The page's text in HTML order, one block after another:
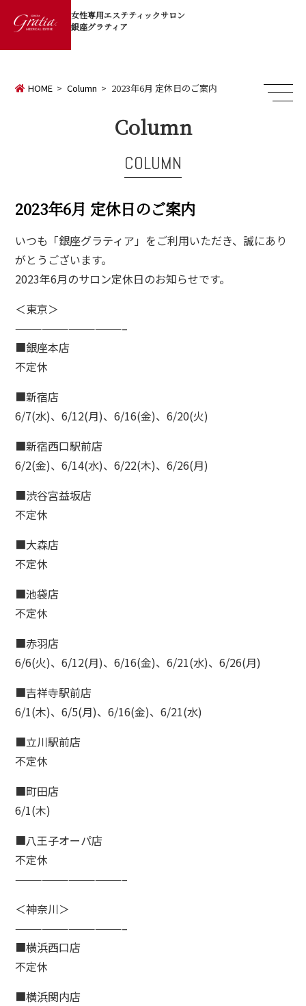
女性専用エステティックサロン
銀座グラティア
HOME Column 2023年6月 定休日のご案内
Column
COLUMN
2023年6月 定休日のご案内
いつも「銀座グラティア」をご利用いただき、誠にあり
がとうございます。
2023年6月のサロン定休日のお知らせです。
＜東京＞
————————————–
■銀座本店
不定休
■新宿店
6/7(水)、6/12(月)、6/16(金)、6/20(火)
■新宿西口駅前店
6/2(金)、6/14(水)、6/22(木)、6/26(月)
■渋谷宮益坂店
不定休
■大森店
不定休
■池袋店
不定休
■赤羽店
6/6(火)、6/12(月)、6/16(金)、6/21(水)、6/26(月)
■吉祥寺駅前店
6/1(木)、6/5(月)、6/16(金)、6/21(水)
■立川駅前店
不定休
■町田店
6/1(木)
■八王子オーパ店
不定休
————————————–
＜神奈川＞
————————————–
■横浜西口店
不定休
■横浜関内店